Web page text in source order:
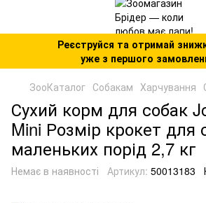
Реєструйся та отримай
уже з першого
ЗооКаталог Собакам Харчування
Сухий корм для собак
Mini Розмір крокет для
маленьких порід 2,7 кг
Немає в наявності Артикул: 50013183